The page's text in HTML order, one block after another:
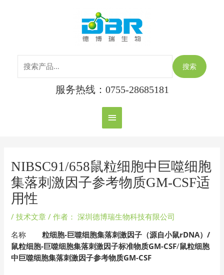
主
菜
单
搜索
服务热线：0755-28685181
NIBSC91/658鼠粒细胞中巨噬细胞
集落刺激因子参考物质GM-CSF适
用性
/技术文章 / 作者： 深圳德博瑞生物科技有限公司
名称粒细胞-巨噬细胞集落刺激因子（源自小鼠rDNA）/
鼠粒细胞-巨噬细胞集落刺激因子标准物质GM-CSF/鼠粒细胞
中巨噬细胞集落刺激因子参考物质GM-CSF